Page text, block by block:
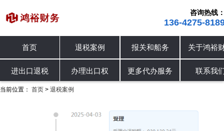
咨询热线
136-4275-
首页
进出口退税
退税案例
办理出口权
报关和船务
更多代办服务
关于鸿裕
联系我
进出口退税 退税案例 办理出口权
当前位置： 首页 > 退税案例